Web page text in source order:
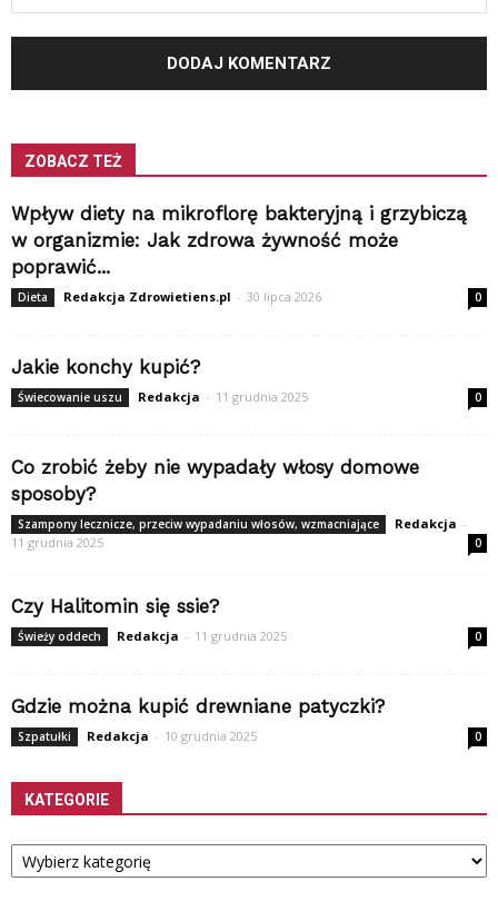
ZOBACZ TEŻ
Wpływ diety na mikroflorę bakteryjną i grzybiczą
w organizmie: Jak zdrowa żywność może
poprawić...
Dieta Redakcja Zdrowietiens.pl - 30 lipca 2026 0
Jakie konchy kupić?
Świecowanie uszu Redakcja - 11 grudnia 2025 0
Co zrobić żeby nie wypadały włosy domowe
sposoby?
Szampony lecznicze, przeciw wypadaniu włosów, wzmacniające Redakcja -
11 grudnia 2025
0
Czy Halitomin się ssie?
Świeży oddech Redakcja - 11 grudnia 2025 0
Gdzie można kupić drewniane patyczki?
Szpatułki Redakcja - 10 grudnia 2025 0
KATEGORIE
Kategorie